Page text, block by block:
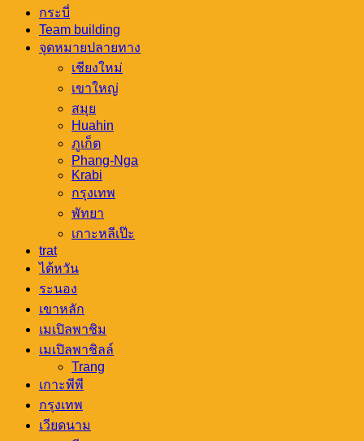
กระบี่
Team building
จุดหมายปลายทาง
เชียงใหม่
เขาใหญ่
สมุย
Huahin
ภูเก็ต
Phang-Nga
Krabi
กรุงเทพ
พัทยา
เกาะหลีเป๊ะ
trat
ไต้หวัน
ระนอง
เขาหลัก
เมเปิลพาชิม
เมเปิลพาชิลล์
Trang
เกาะพีพี
กรุงเทพ
เวียดนาม